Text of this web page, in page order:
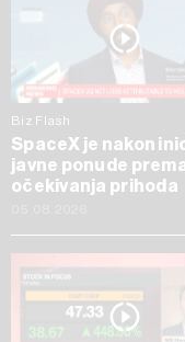
Biz Flash
SpaceX je nakon
javne ponude
očekivanja prihoda